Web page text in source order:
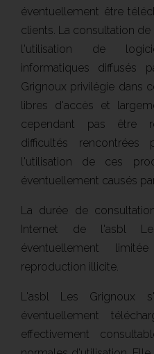
éventuellement être
clients. La consultation
l'utilisation de
informatiques diffusés
Grignoux privilégie dans
libres d'accès et
cependant pas être
difficultés rencontrées
l'utilisation de ces
éventuellement causés
La durée de
Internet de l'asbl
éventuellement
reproduction illicite.
L'asbl Les Grignoux
éventuellement
effectivement